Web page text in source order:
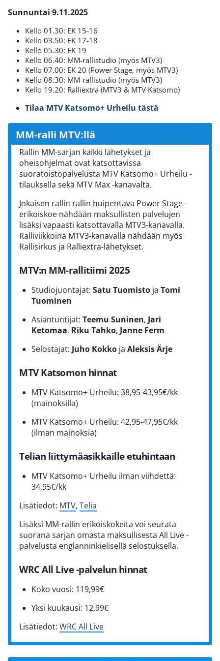
Sunnuntai 9.11.2025
Kello 01.30: EK 15-16
Kello 03.50: EK 17-18
Kello 05.30: EK 19
Kello 06.40: MM-rallistudio (myös MTV3)
Kello 07.00: EK 20 (Power Stage, myös MTV3)
Kello 08.30: MM-rallistudio (myös MTV3)
Kello 19.20: Ralliextra (MTV3 & MTV Katsomo)
Tilaa MTV Katsomo+ Urheilu tästä
MM-ralli MTV:llä
Rallin MM-sarjan kaikki lähetykset ja
oheisohjelmat ovat katsottavissa
suoratoistopalvelusta MTV Katsomo+ Urheilu -
tilauksella sekä MTV Max -kanavalta.
Jokaisen rallin rallin huipentava Power Stage -
erikoiskoe nähdään maksullisten palvelujen
lisäksi vapaasti katsottavalla MTV3-kanavalla.
Ralliviikkoina MTV3-kanavalla nähdään myös
Rallisirkus ja Ralliextra-lähetykset.
MTV:n MM-rallitiimi 2025
Studiojuontajat: Satu Tuomisto ja Tomi
Tuominen
Asiantuntijat: Teemu Suninen, Jari
Ketomaa, Riku Tahko, Janne Ferm
Selostajat: Juho Kokko ja Aleksis Ärje
MTV Katsomon hinnat
MTV Katsomo+ Urheilu: 38,95-43,95€/kk
(mainoksilla)
MTV Katsomo+ Urheilu: 42,95-47,95€/kk
(ilman mainoksia)
Telian liittymäasikkaille etuhintaan
MTV Katsomo+ Urheilu ilman viihdettä:
34,95€/kk
Lisätiedot: MTV, Telia
Lisäksi MM-rallin erikoiskokeita voi seurata
suorana sarjan omasta maksullisesta All Live -
palvelusta englanninkielisellä selostuksella.
WRC All Live -palvelun hinnat
Koko vuosi: 119,99€
Yksi kuukausi: 12,99€
Lisätiedot: WRC All Live